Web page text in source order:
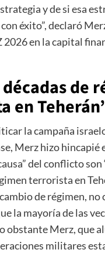
y de si esa
éxito”, declaró
2026 en la capital
de
en
la campaña
Merz hizo hincapié
del conflicto son
terrorista en
de régimen, no
la mayoría de las
obstante Merz, que
militares